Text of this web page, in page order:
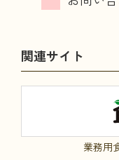
関連サイト
業務用